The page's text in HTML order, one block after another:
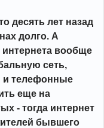
десять лет назад
долго. А
интернета вообще
сеть,
и телефонные
еще на
- тогда интернет
бывшего